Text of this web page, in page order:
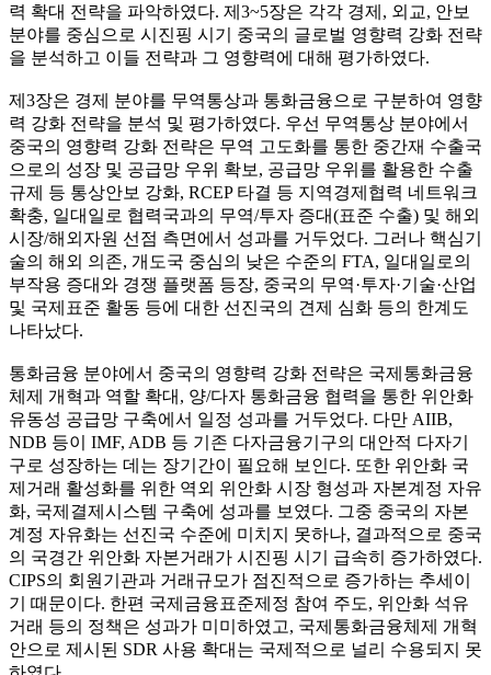
력 확대 전략을 파악하였다. 제3~5장은 각각 경제, 외교, 안보
분야를 중심으로 시진핑 시기 중국의 글로벌 영향력 강화 전략
을 분석하고 이들 전략과 그 영향력에 대해 평가하였다.
제3장은 경제 분야를 무역통상과 통화금융으로 구분하여 영향
력 강화 전략을 분석 및 평가하였다. 우선 무역통상 분야에서
중국의 영향력 강화 전략은 무역 고도화를 통한 중간재 수출국
으로의 성장 및 공급망 우위 확보, 공급망 우위를 활용한 수출
규제 등 통상안보 강화, RCEP 타결 등 지역경제협력 네트워크
확충, 일대일로 협력국과의 무역/투자 증대(표준 수출) 및 해외
시장/해외자원 선점 측면에서 성과를 거두었다. 그러나 핵심기
술의 해외 의존, 개도국 중심의 낮은 수준의 FTA, 일대일로의
부작용 증대와 경쟁 플랫폼 등장, 중국의 무역·투자·기술·산업
및 국제표준 활동 등에 대한 선진국의 견제 심화 등의 한계도
나타났다.
통화금융 분야에서 중국의 영향력 강화 전략은 국제통화금융
체제 개혁과 역할 확대, 양/다자 통화금융 협력을 통한 위안화
유동성 공급망 구축에서 일정 성과를 거두었다. 다만 AIIB,
NDB 등이 IMF, ADB 등 기존 다자금융기구의 대안적 다자기
구로 성장하는 데는 장기간이 필요해 보인다. 또한 위안화 국
제거래 활성화를 위한 역외 위안화 시장 형성과 자본계정 자유
화, 국제결제시스템 구축에 성과를 보였다. 그중 중국의 자본
계정 자유화는 선진국 수준에 미치지 못하나, 결과적으로 중국
의 국경간 위안화 자본거래가 시진핑 시기 급속히 증가하였다.
CIPS의 회원기관과 거래규모가 점진적으로 증가하는 추세이
기 때문이다. 한편 국제금융표준제정 참여 주도, 위안화 석유
거래 등의 정책은 성과가 미미하였고, 국제통화금융체제 개혁
안으로 제시된 SDR 사용 확대는 국제적으로 널리 수용되지 못